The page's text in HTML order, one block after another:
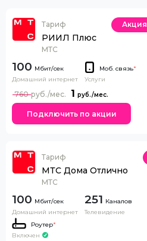
Тариф
РИИЛ Плюс
МТС
Акция
100
Домашний интернет
Моб. связь*
Услуги
1
760
Подключить по акции
Тариф
МТС Дома Отлично
МТС
100
Домашний интернет
251 Каналов
Телевидение
Роутер*
Включен